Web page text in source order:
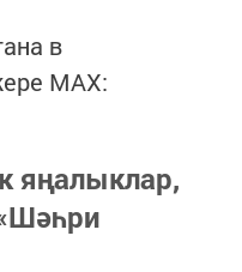
в
MАХ:
яңалыклар,